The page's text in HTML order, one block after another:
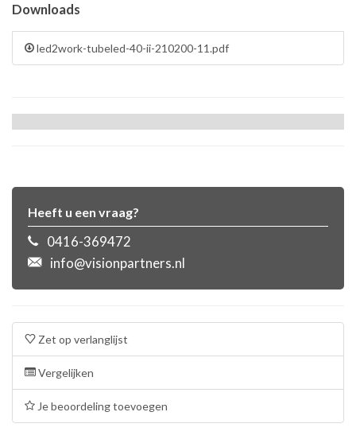
Downloads
led2work-tubeled-40-ii-210200-11.pdf
Heeft u een vraag?
0416-369472
info@visionpartners.nl
Zet op verlanglijst
Vergelijken
Je beoordeling toevoegen